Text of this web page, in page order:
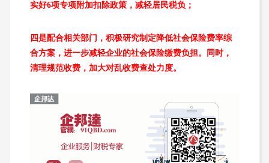
实好6项专项附加扣除政策，减轻居民税负；
四是配合相关部门，积极研究制定降低社会保险费率综
合方案，进一步减轻企业的社会保险缴费负担。同时，
清理规范收费，加大对乱收费查处力度。